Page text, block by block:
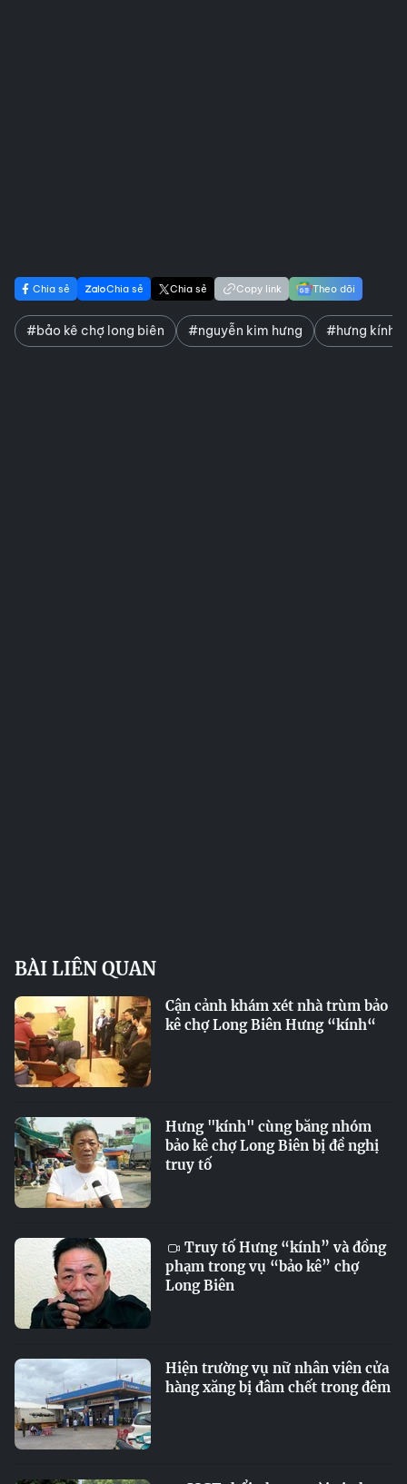
Chia sẻ Chia sẻ Chia sẻ Copy link Theo dõi
#bảo kê chợ long biên #nguyễn kim hưng #hưng kính
BÀI LIÊN QUAN
Cận cảnh khám xét nhà trùm bảo
kê chợ Long Biên Hưng “kính“
Hưng "kính" cùng băng nhóm
bảo kê chợ Long Biên bị đề nghị
truy tố
Truy tố Hưng “kính” và đồng
phạm trong vụ “bảo kê” chợ
Long Biên
Hiện trường vụ nữ nhân viên cửa
hàng xăng bị đâm chết trong đêm